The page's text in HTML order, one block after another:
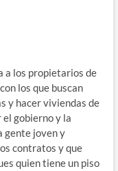
a los propietarios de
los que buscan
y hacer viviendas de
el gobierno y la
gente joven y
contratos y que
quien tiene un piso